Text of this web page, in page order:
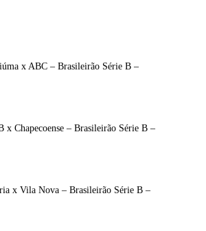
x ABC – Brasileirão Série B –
x Chapecoense – Brasileirão Série B –
x Vila Nova – Brasileirão Série B –